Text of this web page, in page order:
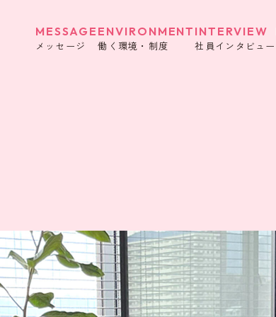
MESSAGE
メッセージ
ENVIRONMENT
働く環境・制度
INTERVIEW
社員インタビュー